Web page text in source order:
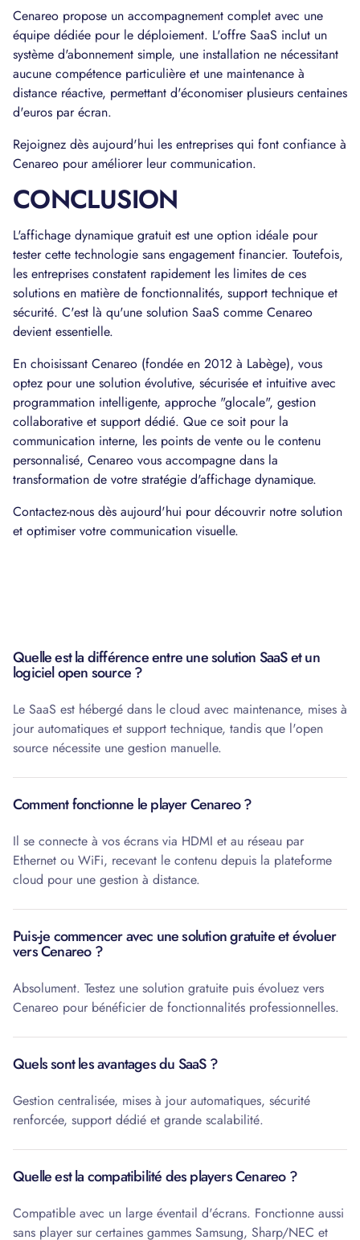
Cenareo propose un accompagnement complet avec une
équipe dédiée pour le déploiement. L'offre SaaS inclut un
système d'abonnement simple, une installation ne nécessitant
aucune compétence particulière et une maintenance à
distance réactive, permettant d'économiser plusieurs centaines
d'euros par écran.
Rejoignez dès aujourd'hui les entreprises qui font confiance à
Cenareo pour améliorer leur communication.
CONCLUSION
L'affichage dynamique gratuit est une option idéale pour
tester cette technologie sans engagement financier. Toutefois,
les entreprises constatent rapidement les limites de ces
solutions en matière de fonctionnalités, support technique et
sécurité. C'est là qu'une solution SaaS comme Cenareo
devient essentielle.
En choisissant Cenareo (fondée en 2012 à Labège), vous
optez pour une solution évolutive, sécurisée et intuitive avec
programmation intelligente, approche "glocale", gestion
collaborative et support dédié. Que ce soit pour la
communication interne, les points de vente ou le contenu
personnalisé, Cenareo vous accompagne dans la
transformation de votre stratégie d'affichage dynamique.
Contactez-nous dès aujourd'hui pour découvrir notre solution
et optimiser votre communication visuelle.
Quelle est la différence entre une solution SaaS et un
logiciel open source ?
Le SaaS est hébergé dans le cloud avec maintenance, mises à
jour automatiques et support technique, tandis que l'open
source nécessite une gestion manuelle.
Comment fonctionne le player Cenareo ?
Il se connecte à vos écrans via HDMI et au réseau par
Ethernet ou WiFi, recevant le contenu depuis la plateforme
cloud pour une gestion à distance.
Puis-je commencer avec une solution gratuite et évoluer
vers Cenareo ?
Absolument. Testez une solution gratuite puis évoluez vers
Cenareo pour bénéficier de fonctionnalités professionnelles.
Quels sont les avantages du SaaS ?
Gestion centralisée, mises à jour automatiques, sécurité
renforcée, support dédié et grande scalabilité.
Quelle est la compatibilité des players Cenareo ?
Compatible avec un large éventail d'écrans. Fonctionne aussi
sans player sur certaines gammes Samsung, Sharp/NEC et